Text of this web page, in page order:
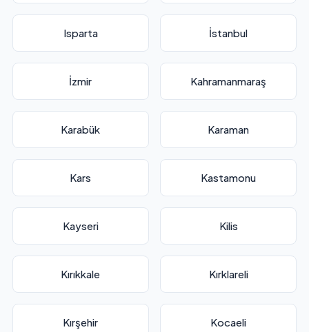
Isparta İstanbul
İzmir Kahramanmaraş
Karabük Karaman
Kars Kastamonu
Kayseri Kilis
Kırıkkale Kırklareli
Kırşehir Kocaeli